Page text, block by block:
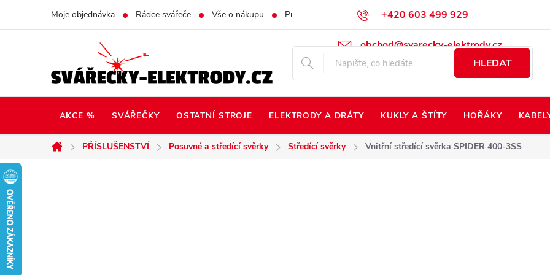
+420 603 499 929
obchod@svarecky-elektrody.cz
Moje objednávka Rádce svářeče Vše o nákupu Prodej na Slovensko Napište nám Kontakty
HLEDAT
AKCE % SVÁŘEČKY OSTATNÍ STROJE ELEKTRODY A DRÁTY KUKLY A ŠTÍTY HOŘÁKY
Domů
PŘÍSLUŠENSTVÍ Posuvné a středící svěrky Středící svěrky Vnitřní středící svěrka SPIDER 400-3SS